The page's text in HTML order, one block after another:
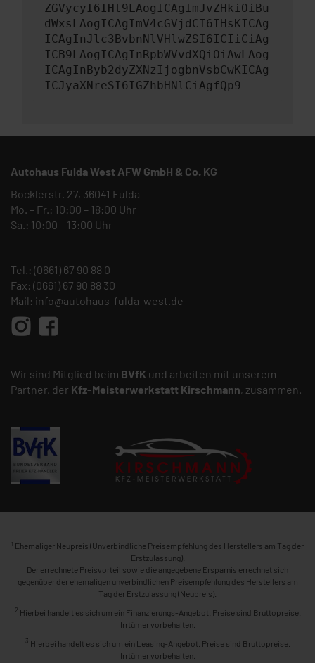
ZGVycyI6IHt9LAogICAgImJvZHkiOiBu
dWxsLAogICAgImV4cGVjdCI6IHsKICAg
ICAgInJlc3BvbnNlVHlwZSI6ICIiCiAg
ICB9LAogICAgInRpbWVvdXQiOiAwLAog
ICAgInByb2dyZXNzIjogbnVsbCwKICAg
ICJyaXNreSI6IGZhbHNlCiAgfQp9
Autohaus Fulda West AFW GmbH & Co. KG
Böcklerstr. 27, 36041 Fulda
Mo. – Fr.: 10:00 – 18:00 Uhr
Sa.: 10:00 – 13:00 Uhr
Tel.: (0661) 67 90 88 0
Fax: (0661) 67 90 88 30
Mail: info@autohaus-fulda-west.de
Wir sind Mitglied beim BVfK und arbeiten mit unserem
Partner, der Kfz-Meisterwerkstatt Kirschmann, zusammen.
1 Ehemaliger Neupreis (Unverbindliche Preisempfehlung des Herstellers am Tag der
Erstzulassung).
Der errechnete Preisvorteil sowie die angegebene Ersparnis errechnet sich
gegenüber der ehemaligen unverbindlichen Preisempfehlung des Herstellers am
Tag der Erstzulassung (Neupreis).
2 Hierbei handelt es sich um ein Finanzierungs-Angebot. Preise sind Bruttopreise.
Irrtümer vorbehalten.
3 Hierbei handelt es sich um ein Leasing-Angebot. Preise sind Bruttopreise.
Irrtümer vorbehalten.